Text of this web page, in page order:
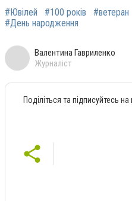
#Ювілей #100 років #ветеран
#День народження
Валентина Гавриленко
Журналіст
Поділіться та підписуйтесь